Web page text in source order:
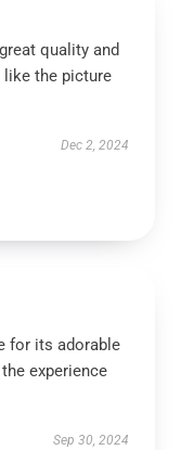
quality and
the picture
Dec 2, 2024
for its adorable
experience
Sep 30, 2024